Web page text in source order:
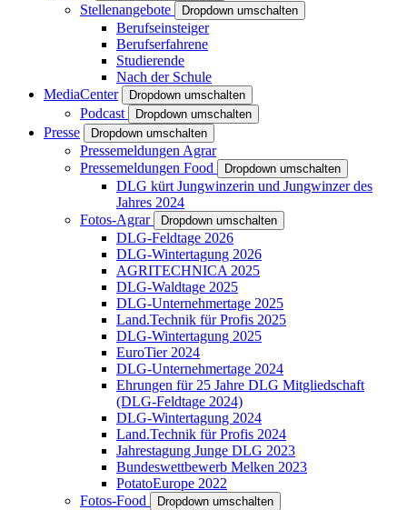
Stellenangebote Dropdown umschalten
Berufseinsteiger
Berufserfahrene
Studierende
Nach der Schule
MediaCenter
Dropdown umschalten
Podcast Dropdown umschalten
Presse Dropdown umschalten
Pressemeldungen Agrar
Pressemeldungen Food
Dropdown umschalten
DLG kürt Jungwinzerin und Jungwinzer des
Jahres 2024
Fotos-Agrar
Dropdown umschalten
DLG-Feldtage 2026
DLG-Wintertagung 2026
AGRITECHNICA 2025
DLG-Waldtage 2025
DLG-Unternehmertage 2025
Land.Technik für Profis 2025
DLG-Wintertagung 2025
EuroTier 2024
DLG-Unternehmertage 2024
Ehrungen für 25 Jahre DLG Mitgliedschaft
(DLG-Feldtage 2024)
DLG-Wintertagung 2024
Land.Technik für Profis 2024
Jahrestagung Junge DLG 2023
Bundeswettbewerb Melken 2023
PotatoEurope 2022
Fotos-Food
Dropdown umschalten